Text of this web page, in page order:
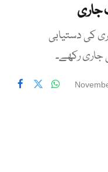
جاری
کی دستیابی
جاری رکھے۔